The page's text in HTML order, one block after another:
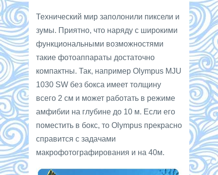
Технический мир заполонили пиксели и
зумы. Приятно, что наряду с широкими
функциональными возможностями
такие фотоаппараты достаточно
компактны. Так, например Olympus MJU
1030 SW без бокса имеет толщину
всего 2 см и может работать в режиме
амфибии на глубине до 10 м. Если его
поместить в бокс, то Olympus прекрасно
справится с задачами
макрофотографирования и на 40м.